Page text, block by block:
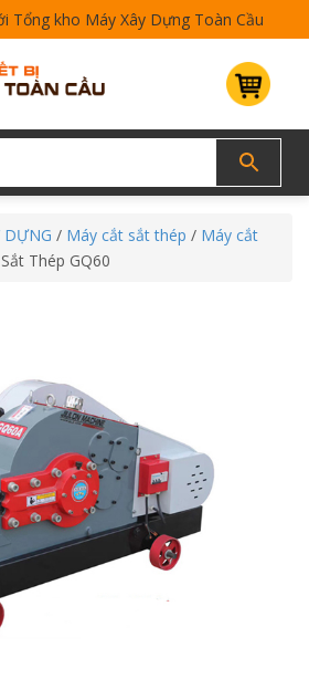
Tổng kho Máy Xây Dựng Toàn Cầu
DỰNG / Máy cắt sắt thép / Máy cắt
Thép GQ60